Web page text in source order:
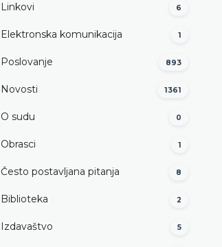
Linkovi 6
Elektronska komunikacija 1
Poslovanje 893
Novosti 1361
O sudu 0
Obrasci 1
Često postavljana pitanja 8
Biblioteka 2
Izdavaštvo 5